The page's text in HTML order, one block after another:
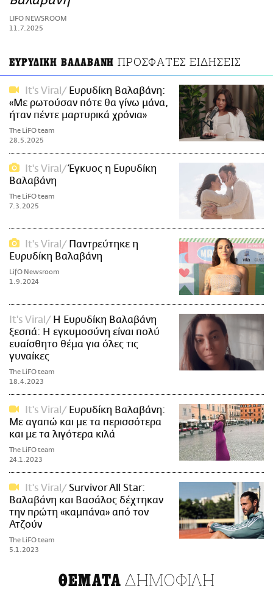
ΑΜΠΑ
PRINT
LIFO NEWSROOM
11.7.2025
ΕΥΡΥΔΙΚΗ ΒΑΛΑΒΑΝΗ ΠΡΟΣΦΑΤΕΣ ΕΙΔΗΣΕΙΣ
It's Viral
Ευρυδίκη Βαλαβάνη:
«Με ρωτούσαν πότε θα γίνω μάνα,
ήταν πέντε μαρτυρικά χρόνια»
The LiFO team
28.5.2025
It's Viral
Έγκυος η Ευρυδίκη
Βαλαβάνη
The LiFO team
7.3.2025
It's Viral
Παντρεύτηκε η
Ευρυδίκη Βαλαβάνη
LifO Newsroom
1.9.2024
It's Viral
Η Ευρυδίκη Βαλαβάνη
ξεσπά: Η εγκυμοσύνη είναι πολύ
ευαίσθητο θέμα για όλες τις
γυναίκες
The LiFO team
18.4.2023
It's Viral
Ευρυδίκη Βαλαβάνη:
Με αγαπώ και με τα περισσότερα
και με τα λιγότερα κιλά
The LiFO team
24.1.2023
It's Viral
Survivor All Star:
Βαλαβάνη και Βασάλος δέχτηκαν
την πρώτη «καμπάνα» από τον
Ατζούν
The LiFO team
5.1.2023
ΘΕΜΑΤΑ ΔΗΜΟΦΙΛΗ